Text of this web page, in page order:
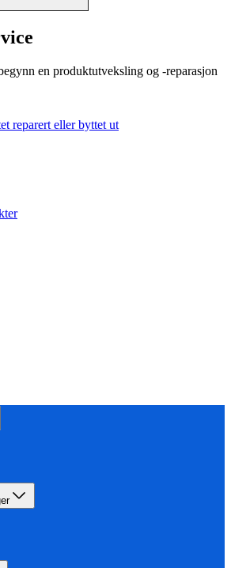
en produktutveksling og -reparasjon
reparert eller byttet ut